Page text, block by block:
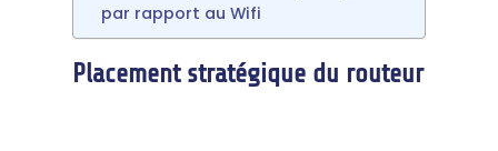
par rapport au Wifi
Placement stratégique du routeur